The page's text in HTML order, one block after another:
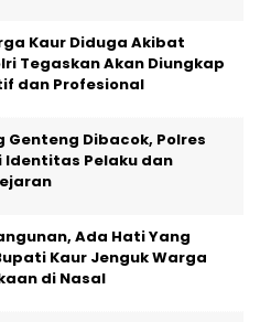
Kaur Diduga Akibat
Tegaskan Akan Diungkap
dan Profesional
Genteng Dibacok, Polres
Identitas Pelaku dan
Ada Hati Yang
Kaur Jenguk Warga
di Nasal